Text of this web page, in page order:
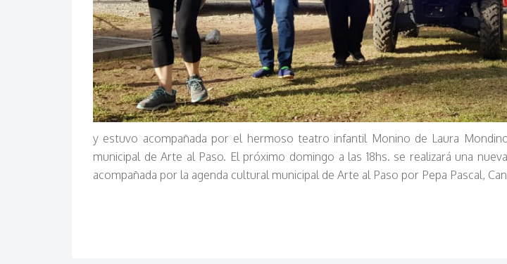
y estuvo acompañada por el hermoso teatro infantil Monino de Laura
municipal de Arte al Paso. El próximo domingo a las 18hs. se realizará una
acompañada por la agenda cultural municipal de Arte al Paso por Pepa Pascal,